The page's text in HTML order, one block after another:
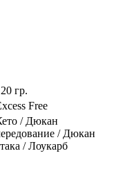
гр.
Free
/ Дюкан
/ Дюкан
/ Лоукарб